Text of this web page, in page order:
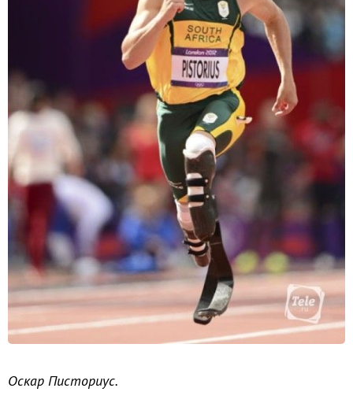
Оскар Писториус.